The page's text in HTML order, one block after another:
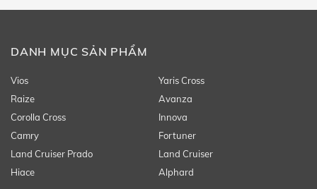
DANH MỤC SẢN PHẨM
Vios
Yaris Cross
Raize
Avanza
Corolla Cross
Innova
Camry
Fortuner
Land Cruiser Prado
Land Cruiser
Hiace
Alphard